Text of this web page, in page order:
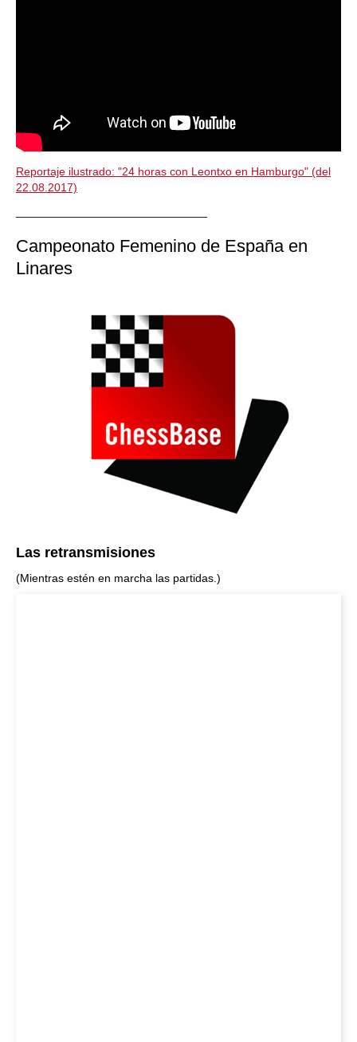
Reportaje ilustrado: "24 horas con Leontxo en Hamburgo" (del
22.08.2017)
Campeonato Femenino de España en
Linares
Las retransmisiones
(Mientras estén en marcha las partidas.)